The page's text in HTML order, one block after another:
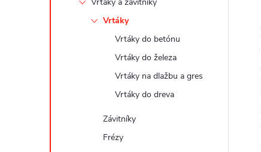
Vrtáky
Vrtáky do betónu
Vrtáky do železa
Vrtáky na dlažbu a gres
Vrtáky do dreva
Závitníky
Frézy